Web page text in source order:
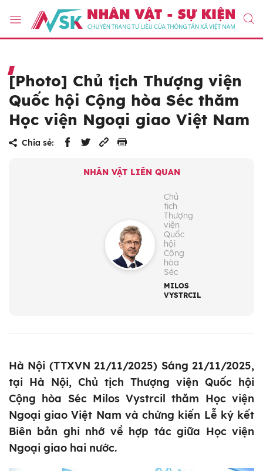
[Photo] Chủ tịch Thượng viện
Quốc hội Cộng hòa Séc thăm
Học viện Ngoại giao Việt Nam
Chia sẻ:
NHÂN VẬT LIÊN QUAN
Chủ
tịch
Thượng
viện
Quốc
hội
Cộng
hòa
Séc
MILOS
VYSTRCIL
Hà Nội (TTXVN 21/11/2025) Sáng 21/11/2025,
tại Hà Nội, Chủ tịch Thượng viện Quốc hội
Cộng hòa Séc Milos Vystrcil thăm Học viện
Ngoại giao Việt Nam và chứng kiến Lễ ký kết
Biên bản ghi nhớ về hợp tác giữa Học viện
Ngoại giao hai nước.